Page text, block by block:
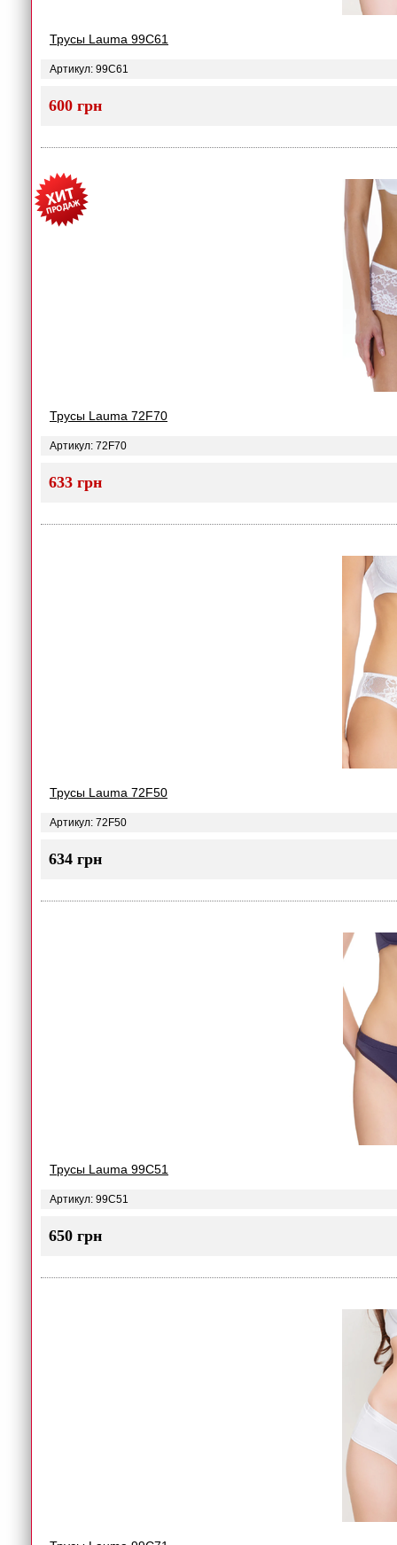
Трусы Lauma 99C61
Артикул: 99C61
600 грн
Трусы Lauma 72F70
Артикул: 72F70
633 грн
Трусы Lauma 72F50
Артикул: 72F50
634 грн
Трусы Lauma 99C51
Артикул: 99C51
650 грн